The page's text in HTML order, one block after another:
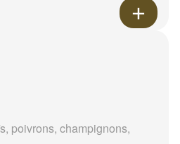
poivrons, champignons,